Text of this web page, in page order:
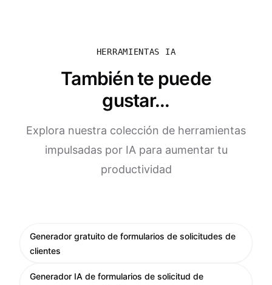
HERRAMIENTAS IA
También te puede
gustar...
Explora nuestra colección de herramientas
impulsadas por IA para aumentar tu
productividad
Generador gratuito de formularios de solicitudes de
clientes
Generador IA de formularios de solicitud de